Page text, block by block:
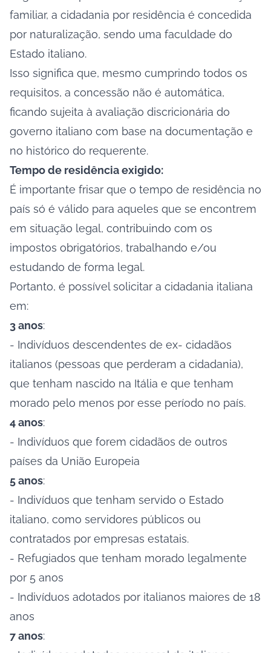
familiar, a cidadania por residência é concedida
por naturalização, sendo uma faculdade do
Estado italiano.
Isso significa que, mesmo cumprindo todos os
requisitos, a concessão não é automática,
ficando sujeita à avaliação discricionária do
governo italiano com base na documentação e
no histórico do requerente.
Tempo de residência exigido:
É importante frisar que o tempo de residência no
país só é válido para aqueles que se encontrem
em situação legal, contribuindo com os
impostos obrigatórios, trabalhando e/ou
estudando de forma legal.
Portanto, é possível solicitar a cidadania italiana
em:
3 anos:
- Indivíduos descendentes de ex- cidadãos
italianos (pessoas que perderam a cidadania),
que tenham nascido na Itália e que tenham
morado pelo menos por esse período no país.
4 anos:
- Indivíduos que forem cidadãos de outros
países da União Europeia
5 anos:
- Indivíduos que tenham servido o Estado
italiano, como servidores públicos ou
contratados por empresas estatais.
- Refugiados que tenham morado legalmente
por 5 anos
- Indivíduos adotados por italianos maiores de 18
anos
7 anos: